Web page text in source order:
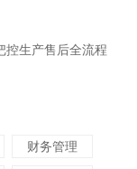
控生产售后全流程
财务管理